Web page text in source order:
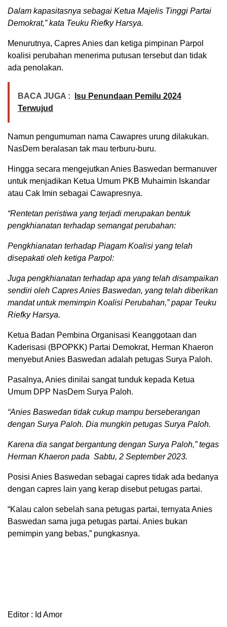
Dalam kapasitasnya sebagai Ketua Majelis Tinggi Partai
Demokrat,” kata Teuku Riefky Harsya.
Menurutnya, Capres Anies dan ketiga pimpinan Parpol
koalisi perubahan menerima putusan tersebut dan tidak
ada penolakan.
BACA JUGA :
Isu Penundaan Pemilu 2024
Terwujud
Namun pengumuman nama Cawapres urung dilakukan.
NasDem beralasan tak mau terburu-buru.
Hingga secara mengejutkan Anies Baswedan bermanuver
untuk menjadikan Ketua Umum PKB Muhaimin Iskandar
atau Cak Imin sebagai Cawapresnya.
“Rentetan peristiwa yang terjadi merupakan bentuk
pengkhianatan terhadap semangat perubahan:
Pengkhianatan terhadap Piagam Koalisi yang telah
disepakati oleh ketiga Parpol:
Juga pengkhianatan terhadap apa yang telah disampaikan
sendiri oleh Capres Anies Baswedan, yang telah diberikan
mandat untuk memimpin Koalisi Perubahan,” papar Teuku
Riefky Harsya.
Ketua Badan Pembina Organisasi Keanggotaan dan
Kaderisasi (BPOPKK) Partai Demokrat, Herman Khaeron
menyebut Anies Baswedan adalah petugas Surya Paloh.
Pasalnya, Anies dinilai sangat tunduk kepada Ketua
Umum DPP NasDem Surya Paloh.
“Anies Baswedan tidak cukup mampu berseberangan
dengan Surya Paloh. Dia mungkin petugas Surya Paloh.
Karena dia sangat bergantung dengan Surya Paloh,” tegas
Herman Khaeron pada Sabtu, 2 September 2023.
Posisi Anies Baswedan sebagai capres tidak ada bedanya
dengan capres lain yang kerap disebut petugas partai.
“Kalau calon sebelah sana petugas partai, ternyata Anies
Baswedan sama juga petugas partai. Anies bukan
pemimpin yang bebas,” pungkasnya.
Editor : Id Amor